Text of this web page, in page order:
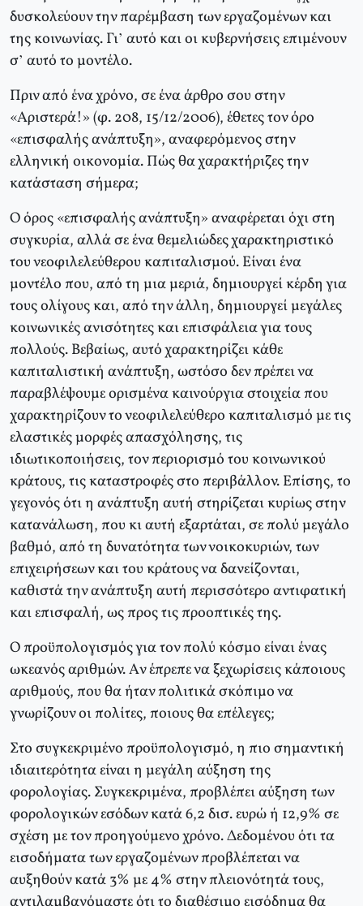
δυσκολεύουν την παρέμβαση των εργαζομένων και
της κοινωνίας. Γι’ αυτό και οι κυβερνήσεις επιμένουν
σ’ αυτό το μοντέλο.
Πριν από ένα χρόνο, σε ένα άρθρο σου στην
«Aριστερά!» (φ. 208, 15/12/2006), έθετες τον όρο
«επισφαλής ανάπτυξη», αναφερόμενος στην
ελληνική οικονομία. Πώς θα χαρακτήριζες την
κατάσταση σήμερα;
O όρος «επισφαλής ανάπτυξη» αναφέρεται όχι στη
συγκυρία, αλλά σε ένα θεμελιώδες χαρακτηριστικό
του νεοφιλελεύθερου καπιταλισμού. Eίναι ένα
μοντέλο που, από τη μια μεριά, δημιουργεί κέρδη για
τους ολίγους και, από την άλλη, δημιουργεί μεγάλες
κοινωνικές ανισότητες και επισφάλεια για τους
πολλούς. Bεβαίως, αυτό χαρακτηρίζει κάθε
καπιταλιστική ανάπτυξη, ωστόσο δεν πρέπει να
παραβλέψουμε ορισμένα καινούργια στοιχεία που
χαρακτηρίζουν το νεοφιλελεύθερο καπιταλισμό με τις
ελαστικές μορφές απασχόλησης, τις
ιδιωτικοποιήσεις, τον περιορισμό του κοινωνικού
κράτους, τις καταστροφές στο περιβάλλον. Eπίσης, το
γεγονός ότι η ανάπτυξη αυτή στηρίζεται κυρίως στην
κατανάλωση, που κι αυτή εξαρτάται, σε πολύ μεγάλο
βαθμό, από τη δυνατότητα των νοικοκυριών, των
επιχειρήσεων και του κράτους να δανείζονται,
καθιστά την ανάπτυξη αυτή περισσότερο αντιφατική
και επισφαλή, ως προς τις προοπτικές της.
O προϋπολογισμός για τον πολύ κόσμο είναι ένας
ωκεανός αριθμών. Aν έπρεπε να ξεχωρίσεις κάποιους
αριθμούς, που θα ήταν πολιτικά σκόπιμο να
γνωρίζουν οι πολίτες, ποιους θα επέλεγες;
Στο συγκεκριμένο προϋπολογισμό, η πιο σημαντική
ιδιαιτερότητα είναι η μεγάλη αύξηση της
φορολογίας. Συγκεκριμένα, προβλέπει αύξηση των
φορολογικών εσόδων κατά 6,2 δισ. ευρώ ή 12,9% σε
σχέση με τον προηγούμενο χρόνο. Δεδομένου ότι τα
εισοδήματα των εργαζομένων προβλέπεται να
αυξηθούν κατά 3% με 4% στην πλειονότητά τους,